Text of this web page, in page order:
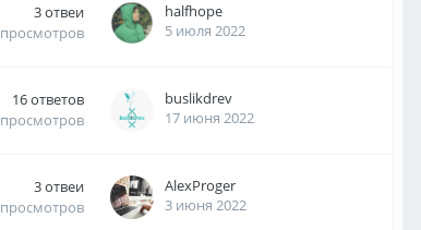
3отвеи
просмотров
halfhope
5 июля 2022
16ответов
просмотров
buslikdrev
17 июня 2022
3отвеи
просмотров
AlexProger
3 июня 2022